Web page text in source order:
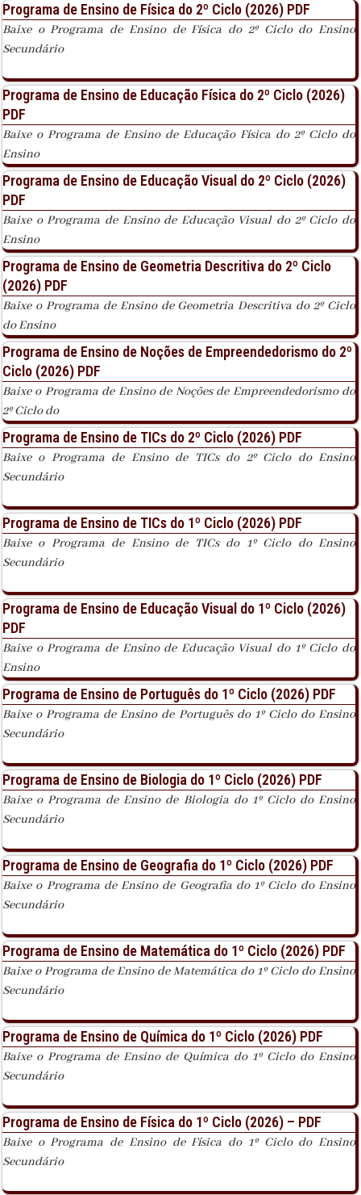
Programa de Ensino de Física do 2º Ciclo (2026) PDF
Baixe o Programa de Ensino de Física do 2º Ciclo do Ensino
Secundário
Programa de Ensino de Educação Física do 2º Ciclo (2026)
PDF
Baixe o Programa de Ensino de Educação Física do 2º Ciclo do
Ensino
Programa de Ensino de Educação Visual do 2º Ciclo (2026)
PDF
Baixe o Programa de Ensino de Educação Visual do 2º Ciclo do
Ensino
Programa de Ensino de Geometria Descritiva do 2º Ciclo
(2026) PDF
Baixe o Programa de Ensino de Geometria Descritiva do 2º Ciclo
do Ensino
Programa de Ensino de Noções de Empreendedorismo do 2º
Ciclo (2026) PDF
Baixe o Programa de Ensino de Noções de Empreendedorismo do
2º Ciclo do
Programa de Ensino de TICs do 2º Ciclo (2026) PDF
Baixe o Programa de Ensino de TICs do 2º Ciclo do Ensino
Secundário
Programa de Ensino de TICs do 1º Ciclo (2026) PDF
Baixe o Programa de Ensino de TICs do 1º Ciclo do Ensino
Secundário
Programa de Ensino de Educação Visual do 1º Ciclo (2026)
PDF
Baixe o Programa de Ensino de Educação Visual do 1º Ciclo do
Ensino
Programa de Ensino de Português do 1º Ciclo (2026) PDF
Baixe o Programa de Ensino de Português do 1º Ciclo do Ensino
Secundário
Programa de Ensino de Biologia do 1º Ciclo (2026) PDF
Baixe o Programa de Ensino de Biologia do 1º Ciclo do Ensino
Secundário
Programa de Ensino de Geografia do 1º Ciclo (2026) PDF
Baixe o Programa de Ensino de Geografia do 1º Ciclo do Ensino
Secundário
Programa de Ensino de Matemática do 1º Ciclo (2026) PDF
Baixe o Programa de Ensino de Matemática do 1º Ciclo do Ensino
Secundário
Programa de Ensino de Química do 1º Ciclo (2026) PDF
Baixe o Programa de Ensino de Química do 1º Ciclo do Ensino
Secundário
Programa de Ensino de Física do 1º Ciclo (2026) – PDF
Baixe o Programa de Ensino de Física do 1º Ciclo do Ensino
Secundário